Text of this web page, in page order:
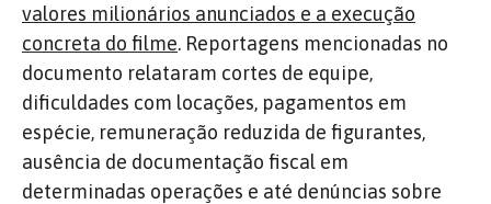
valores milionários anunciados e a execução
concreta do filme. Reportagens mencionadas no
documento relataram cortes de equipe,
dificuldades com locações, pagamentos em
espécie, remuneração reduzida de figurantes,
ausência de documentação fiscal em
determinadas operações e até denúncias sobre